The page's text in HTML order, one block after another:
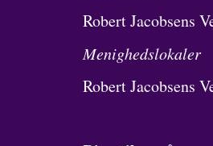
Robert Jacobsens
Menighedslokaler
Robert Jacobsens